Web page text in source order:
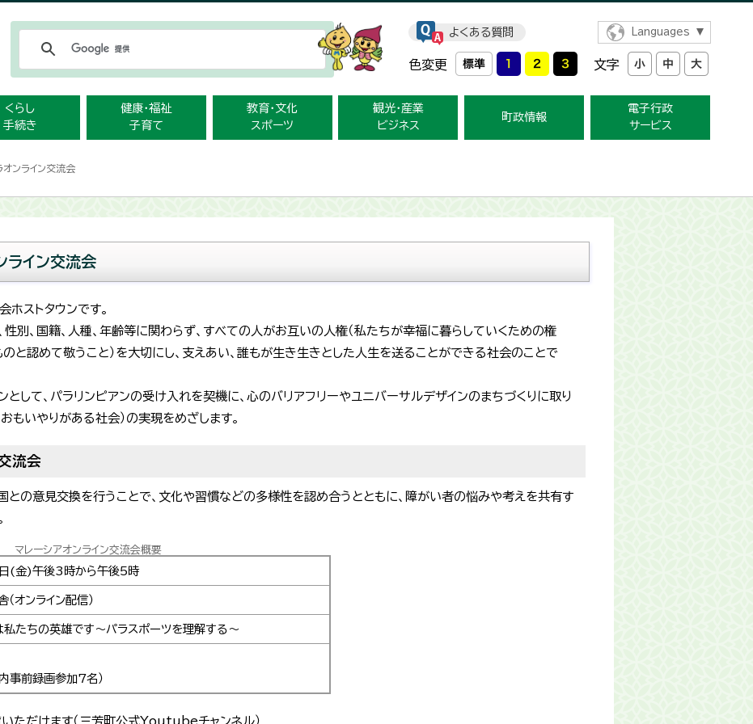
よくある質問 Languages
色変更 文字
くらし
手続き
健康・福祉
子育て
教育・文化
スポーツ
観光・産業
ビジネス
町政情報
電子行政
サービス
ンライン交流会
ライン交流会
ホストタウンです。
性別、国籍、人種、年齢等に関わらず、すべての人がお互いの人権（私たちが幸福に暮らしていくための権
のと認めて敬うこと）を大切にし、支えあい、誰もが生き生きとした人生を送ることができる社会のことで
として、パラリンピアンの受け入れを契機に、心のバリアフリーやユニバーサルデザインのまちづくりに取り
もいやりがある社会）の実現をめざします。
流会
との意見交換を行うことで、文化や習慣などの多様性を認め合うとともに、障がい者の悩みや考えを共有す
マレーシアオンライン交流会概要
(金)午後3時から午後5時
オンライン配信）
私たちの英雄です〜パラスポーツを理解する〜
事前録画参加7名）
ただけます（三芳町公式Youtubeチャンネル）